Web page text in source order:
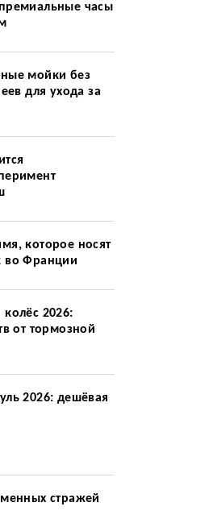
часы
мойки без
для ухода за
которое носят
во Франции
2026:
от тормозной
2026: дешёвая
стражей